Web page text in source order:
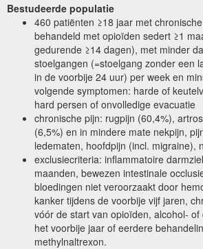
Bestudeerde populatie
460 patiënten ≥18 jaar met
behandeld met opioïden sedert ≥1
gedurende ≥14 dagen), met minder
stoelgangen (=stoelgang zonder een
in de voorbije 24 uur) per week en
volgende symptomen: harde of
hard persen of onvolledige evacuatie
chronische pijn: rugpijn (60,4%),
(6,5%) en in mindere mate nekpijn,
ledematen, hoofdpijn (incl. migraine),
exclusiecriteria: inflammatoire
maanden, bewezen intestinale
bloedingen niet veroorzaakt door
kanker tijdens de voorbije vijf jaren,
vóór de start van opioïden, alcohol-
het voorbije jaar of eerdere
methylnaltrexon.